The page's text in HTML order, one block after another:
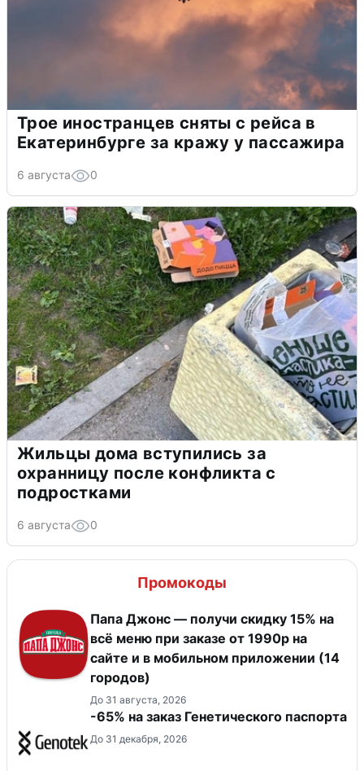
Трое иностранцев сняты с рейса в
Екатеринбурге за кражу у пассажира
6 августа 0
Жильцы дома вступились за
охранницу после конфликта с
подростками
6 августа 0
Промокоды
Папа Джонс — получи скидку 15% на
всё меню при заказе от 1990р на
сайте и в мобильном приложении (14
городов)
До 31 августа, 2026
-65% на заказ Генетического паспорта
До 31 декабря, 2026